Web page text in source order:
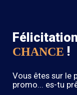
SOLDES : -15%
CHANCE !
Vous êtes sur le
promo... es-tu